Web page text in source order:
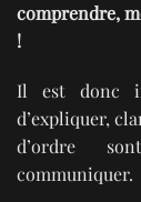
comprendre,
!
Il est donc
d’expliquer,
d’ordre
communiquer.